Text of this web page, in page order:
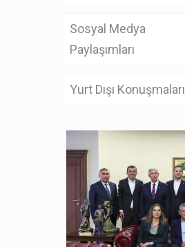
Sosyal Medya
Paylaşımları
Yurt Dışı Konuşmaları